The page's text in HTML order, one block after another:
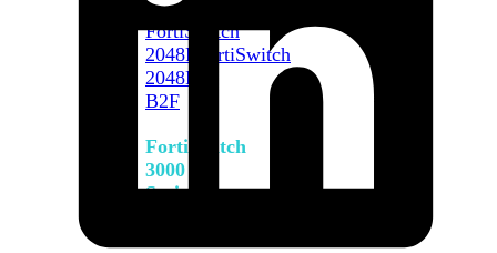
FortiSwitch
2048F
FortiSwitch
2048F-
B2F
FortiSwitch
3000
Series